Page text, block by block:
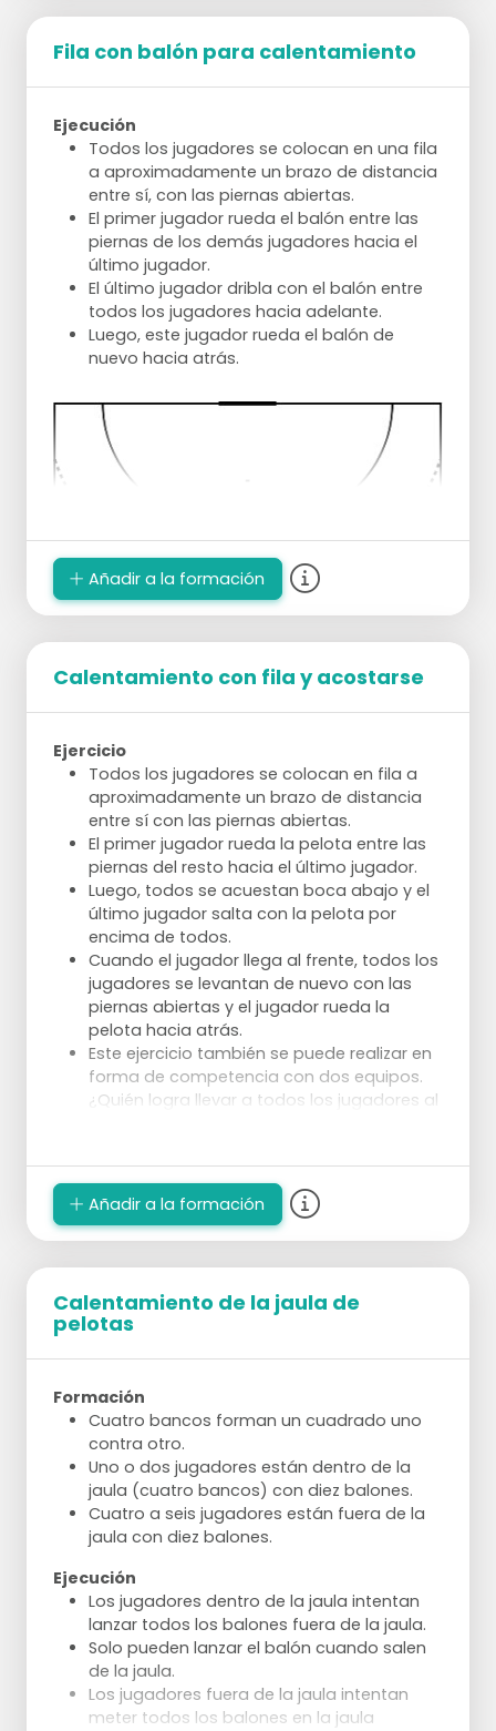
Fila con balón para calentamiento
Ejecución
Todos los jugadores se colocan en una fila
a aproximadamente un brazo de distancia
entre sí, con las piernas abiertas.
El primer jugador rueda el balón entre las
piernas de los demás jugadores hacia el
último jugador.
El último jugador dribla con el balón entre
todos los jugadores hacia adelante.
Luego, este jugador rueda el balón de
nuevo hacia atrás.
Añadir a la formación
Calentamiento con fila y acostarse
Ejercicio
Todos los jugadores se colocan en fila a
aproximadamente un brazo de distancia
entre sí con las piernas abiertas.
El primer jugador rueda la pelota entre las
piernas del resto hacia el último jugador.
Luego, todos se acuestan boca abajo y el
último jugador salta con la pelota por
encima de todos.
Cuando el jugador llega al frente, todos los
jugadores se levantan de nuevo con las
piernas abiertas y el jugador rueda la
pelota hacia atrás.
Este ejercicio también se puede realizar en
forma de competencia con dos equipos.
¿Quién logra llevar a todos los jugadores al
Añadir a la formación
Calentamiento de la jaula de
pelotas
Formación
Cuatro bancos forman un cuadrado uno
contra otro.
Uno o dos jugadores están dentro de la
jaula (cuatro bancos) con diez balones.
Cuatro a seis jugadores están fuera de la
jaula con diez balones.
Ejecución
Los jugadores dentro de la jaula intentan
lanzar todos los balones fuera de la jaula.
Solo pueden lanzar el balón cuando salen
de la jaula.
Los jugadores fuera de la jaula intentan
meter todos los balones en la jaula